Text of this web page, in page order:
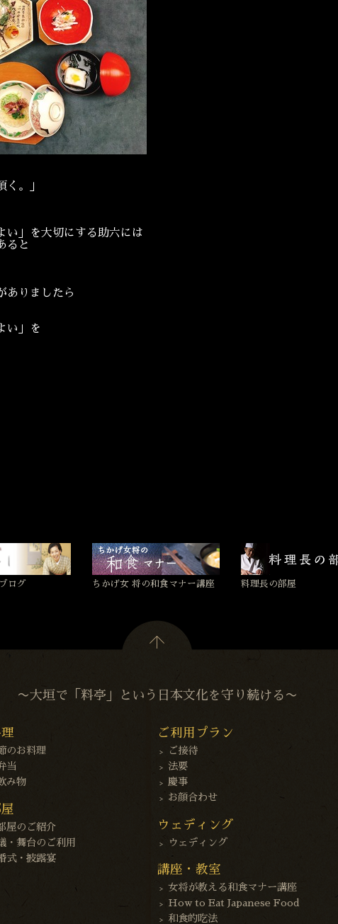
く。」
い」を大切にする助六には
ると
ありましたら
い」を
ログ ちかげ女 将の和食マナー講座 料理長の部屋
〜大垣で「料亭」という日本文化を守り続ける〜
のお料理
当
み物
屋のご紹介
・舞台のご利用
式・披露宴
ご利用プラン
ご接待
法要
慶事
お顔合わせ
ウェディング
ウェディング
講座・教室
女将が教える和食マナー講座
How to Eat Japanese Food
和食的吃法